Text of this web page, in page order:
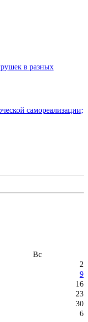
в разных
самореализации;
Вс
2
9
16
23
30
6